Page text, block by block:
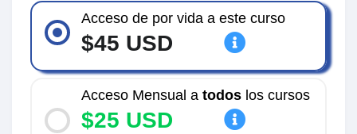
Acceso de por vida a este curso
$45 USD
Acceso Mensual a todoslos cursos
$25 USD